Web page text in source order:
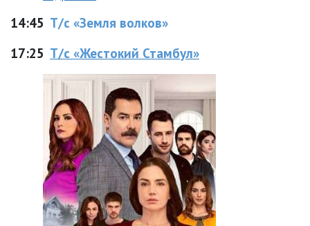
14:45 Т/с «Земля волков»
17:25 Т/с «Жестокий Стамбул»